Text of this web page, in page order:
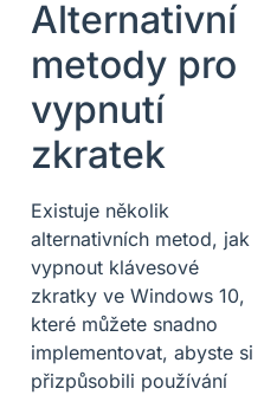
Alternativní
metody pro
vypnutí
zkratek
Existuje několik
alternativních metod, jak
vypnout klávesové
zkratky ve Windows 10,
které můžete snadno
implementovat, abyste si
přizpůsobili používání